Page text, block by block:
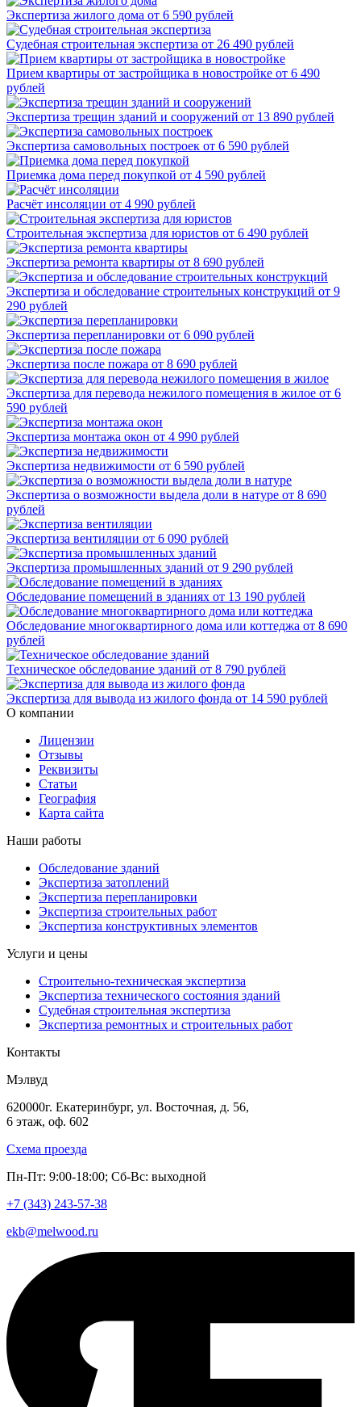
Экспертиза жилого дома от 6 590 рублей
Судебная строительная экспертиза от 26 490 рублей
Прием квартиры от застройщика в новостройке от 6 490
рублей
Экспертиза трещин зданий и сооружений от 13 890 рублей
Экспертиза самовольных построек от 6 590 рублей
Приемка дома перед покупкой от 4 590 рублей
Расчёт инсоляции от 4 990 рублей
Строительная экспертиза для юристов от 6 490 рублей
Экспертиза ремонта квартиры от 8 690 рублей
Экспертиза и обследование строительных конструкций от 9
290 рублей
Экспертиза перепланировки от 6 090 рублей
Экспертиза после пожара от 8 690 рублей
Экспертиза для перевода нежилого помещения в жилое от 6
590 рублей
Экспертиза монтажа окон от 4 990 рублей
Экспертиза недвижимости от 6 590 рублей
Экспертиза о возможности выдела доли в натуре от 8 690
рублей
Экспертиза вентиляции от 6 090 рублей
Экспертиза промышленных зданий от 9 290 рублей
Обследование помещений в зданиях от 13 190 рублей
Обследование многоквартирного дома или коттеджа от 8 690
рублей
Техническое обследование зданий от 8 790 рублей
Экспертиза для вывода из жилого фонда от 14 590 рублей
О компании
Лицензии
Отзывы
Реквизиты
Статьи
География
Карта сайта
Наши работы
Обследование зданий
Экспертиза затоплений
Экспертиза перепланировки
Экспертиза строительных работ
Экспертиза конструктивных элементов
Услуги и цены
Строительно-техническая экспертиза
Экспертиза технического состояния зданий
Судебная строительная экспертиза
Экспертиза ремонтных и строительных работ
Контакты
Мэлвуд
620000г. Екатеринбург, ул. Восточная, д. 56,
6 этаж, оф. 602
Схема проезда
Пн-Пт: 9:00-18:00; Сб-Вс: выходной
+7 (343) 243-57-38
ekb@melwood.ru